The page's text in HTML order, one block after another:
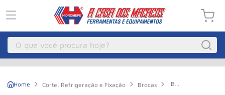
O que você procura hoje?
Corte, Refrigeração e Fixação Brocas
Broca
Guincho Eletrico